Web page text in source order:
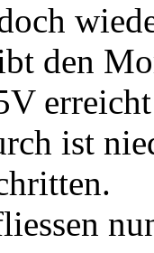
den
ist